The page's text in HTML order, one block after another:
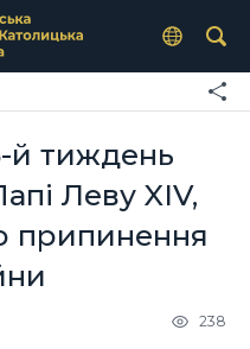
й тиждень
Леву XIV,
припинення
238